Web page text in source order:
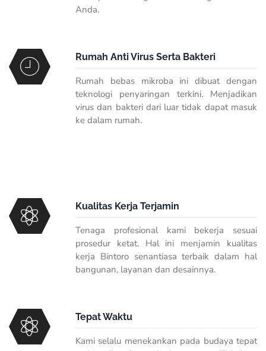
Anda.
Rumah Anti Virus Serta Bakteri
Rumah bebas mikroba ini dibuat dengan
teknologi penyaringan terkini. Menjadikan
virus dan bakteri dari luar tidak dapat masuk
ke dalam rumah.
Kualitas Kerja Terjamin
Tenaga profesional kami bekerja sesuai
prosedur ketat. Hal ini menjamin kualitas
kerja Bintoro senantiasa terbaik dalam hal
bangunan, layanan dan desainnya.
Tepat Waktu
Kami selalu menekankan pada budaya tepat